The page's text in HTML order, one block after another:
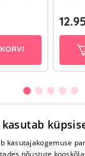
tellida
kasutajakogemuse
nõustute